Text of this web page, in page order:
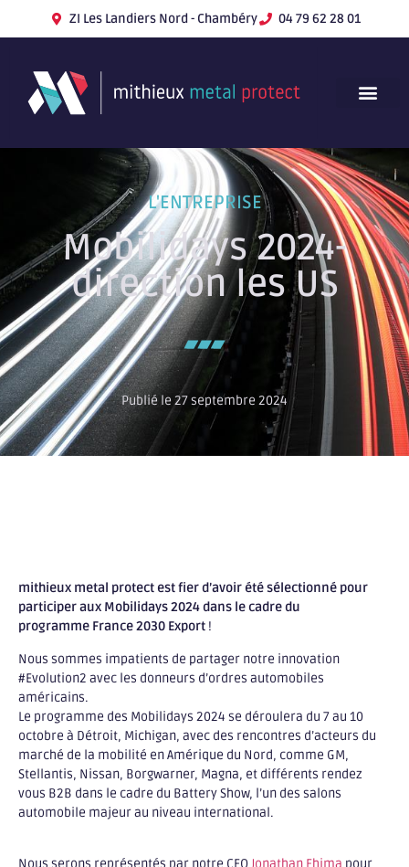
ZI Les Landiers Nord - Chambéry 04 79 62 28 01
L'ENTREPRISE
Mobilidays 2024-
direction les US
Publié le 27 septembre 2024
mithieux metal protect est fier d’avoir été sélectionné pour
participer aux Mobilidays 2024 dans le cadre du
programme France 2030 Export !
Nous sommes impatients de partager notre innovation
#Evolution2 avec les donneurs d’ordres automobiles
américains.
Le programme des Mobilidays 2024 se déroulera du 7 au 10
octobre à Détroit, Michigan, avec des rencontres d’acteurs du
marché de la mobilité en Amérique du Nord, comme GM,
Stellantis, Nissan, Borgwarner, Magna, et différents rendez
vous B2B dans le cadre du Battery Show, l’un des salons
automobile majeur au niveau international.
Nous serons représentés par notre CEOJonathan Fhima pour